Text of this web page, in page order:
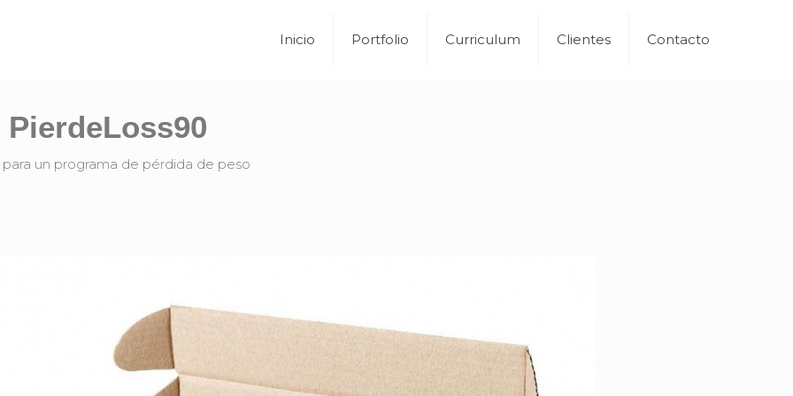
Inicio Portfolio Curriculum Clientes Contacto
PierdeLoss90
un programa de pérdida de peso